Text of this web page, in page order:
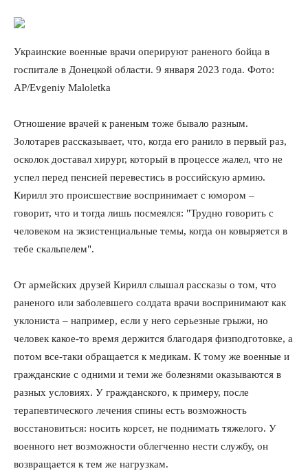
Украинские военные врачи оперируют раненого бойца в
госпитале в Донецкой области. 9 января 2023 года. Фото:
AP/Evgeniy Maloletka
Отношение врачей к раненым тоже бывало разным.
Золотарев рассказывает, что, когда его ранило в первый раз,
осколок доставал хирург, который в процессе жалел, что не
успел перед пенсией перевестись в российскую армию.
Кирилл это происшествие воспринимает с юмором –
говорит, что и тогда лишь посмеялся: "Трудно говорить с
человеком на экзистенциальные темы, когда он ковыряется в
тебе скальпелем".
От армейских друзей Кирилл слышал рассказы о том, что
раненого или заболевшего солдата врачи воспринимают как
уклониста – например, если у него серьезные грыжи, но
человек какое-то время держится благодаря физподготовке, а
потом все-таки обращается к медикам. К тому же военные и
гражданские с одними и теми же болезнями оказываются в
разных условиях. У гражданского, к примеру, после
терапевтического лечения спины есть возможность
восстановиться: носить корсет, не поднимать тяжелого. У
военного нет возможности облегченно нести службу, он
возвращается к тем же нагрузкам.